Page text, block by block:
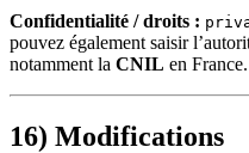
Confidentialité / droits :
pouvez également saisir
notamment la CNIL en France.
16) Modifications